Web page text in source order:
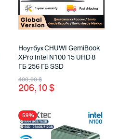
Ноутбук CHUWI GemiBook
XPro Intel N100 15 UHD 8
ГБ 256 ГБ SSD
400,00$
Первоначальная
цена
400,00 $.
206,10$
Текущая
цена:
59%